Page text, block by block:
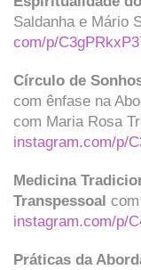
Saldanha e Mário
com/p/
Círculo de
com ênfase na
com Maria Rosa
instagram.com/p/
Medicina
Transpessoal
instagram.com/p/
Práticas da